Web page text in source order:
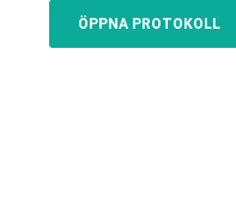
ÖPPNA PROTOKOLL